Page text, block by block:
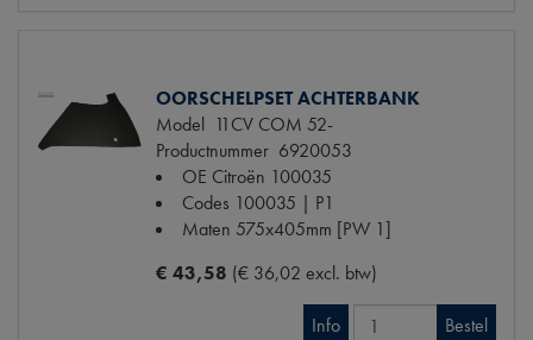
OORSCHELPSET ACHTERBANK
Model 11CV COM 52-
Productnummer 6920053
OE Citroën 100035
Codes 100035 | P1
Maten 575x405mm [PW 1]
€ 43,58 (€ 36,02 excl. btw)
Info Bestel